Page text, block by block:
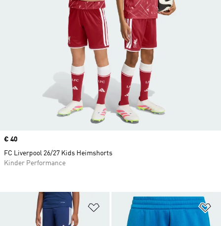
Zur Wunschliste hinzufügen
Price
€ 40
FC Liverpool 26/27 Kids Heimshorts
Kinder Performance